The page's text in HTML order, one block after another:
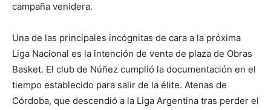
campaña venidera.
Una de las principales incógnitas de cara a la próxima
Liga Nacional es la intención de venta de plaza de Obras
Basket. El club de Núñez cumplió la documentación en el
tiempo establecido para salir de la élite. Atenas de
Córdoba, que descendió a la Liga Argentina tras perder el